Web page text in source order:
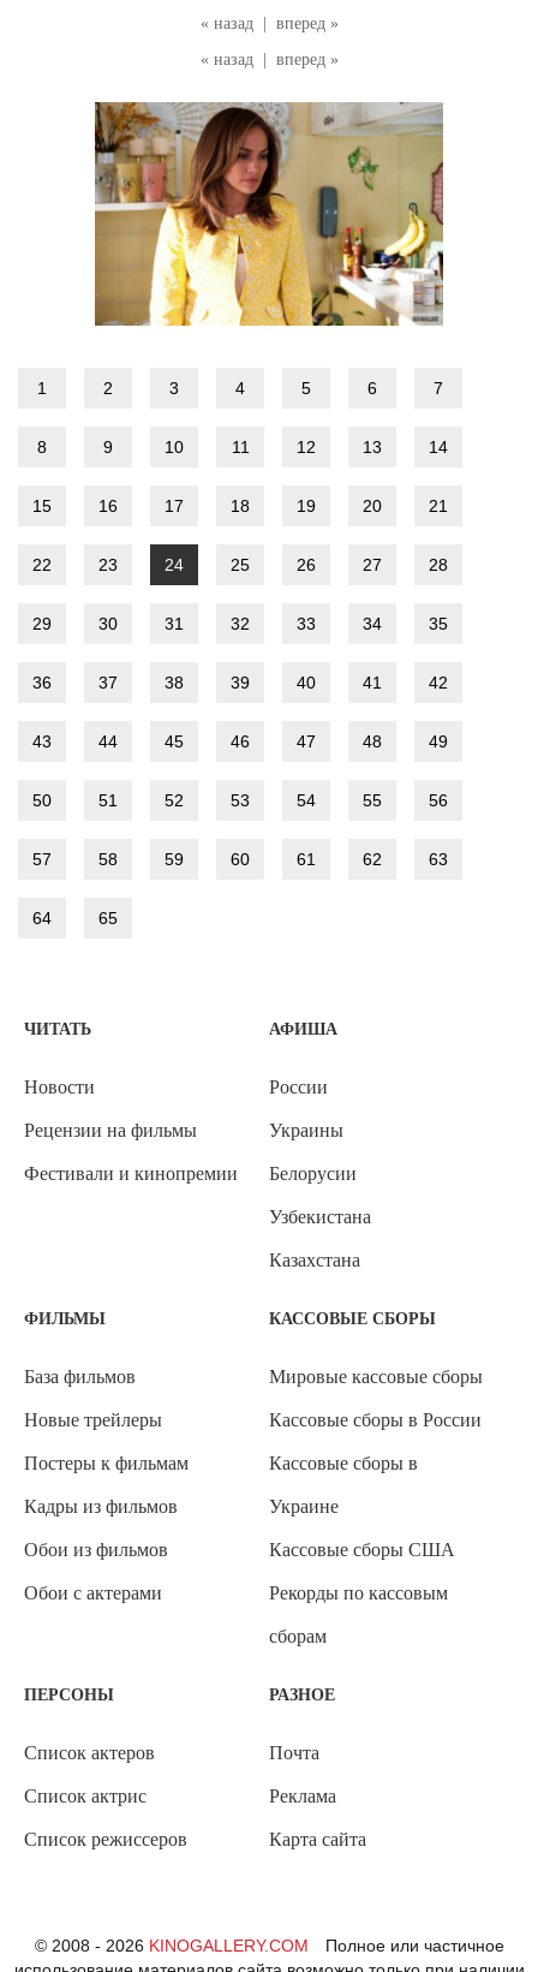
« назад
вперед »
« назад
вперед »
1 2 3 4 5 6 7
8 9 10 11 12 13 14
15 16 17 18 19 20 21
22 23 24 25 26 27 28
29 30 31 32 33 34 35
36 37 38 39 40 41 42
43 44 45 46 47 48 49
50 51 52 53 54 55 56
57 58 59 60 61 62 63
64 65
ЧИТАТЬ
Новости
Рецензии на фильмы
Фестивали и кинопремии
АФИША
России
Украины
Белорусии
Узбекистана
Казахстана
ФИЛЬМЫ
База фильмов
Новые трейлеры
Постеры к фильмам
Кадры из фильмов
Обои из фильмов
Обои с актерами
КАССОВЫЕ СБОРЫ
Мировые кассовые сборы
Кассовые сборы в России
Кассовые сборы в
Украине
Кассовые сборы США
Рекорды по кассовым
сборам
ПЕРСОНЫ
Список актеров
Список актрис
Список режиссеров
РАЗНОЕ
Почта
Реклама
Карта сайта
© 2008 - 2026 KINOGALLERY.COM
Полное или частичное